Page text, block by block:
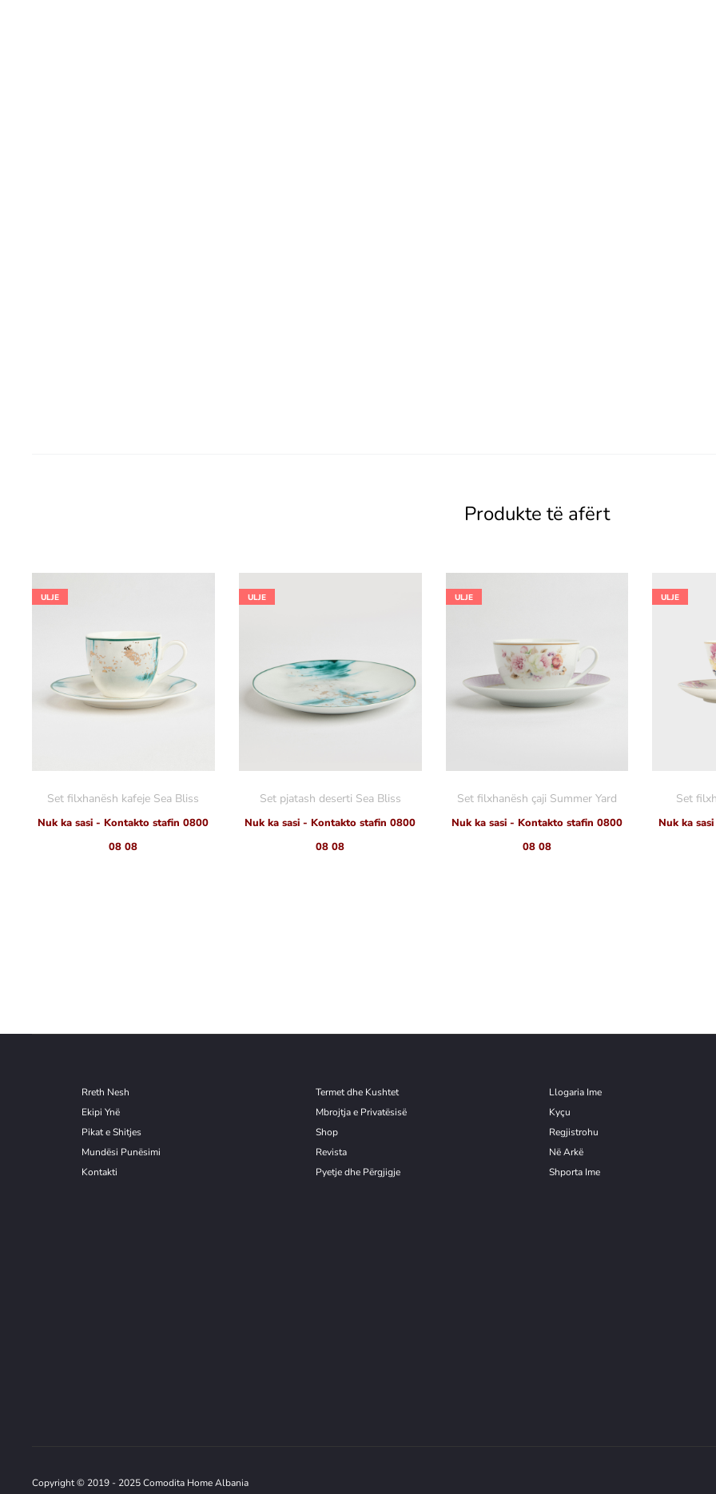
Produkte të afërt
ULJE
Set filxhanësh kafeje Sea Bliss
Nuk ka sasi - Kontakto stafin 0800
08 08
ULJE
Set pjatash deserti Sea Bliss
Nuk ka sasi - Kontakto stafin 0800
08 08
ULJE
Set filxhanësh çaji Summer Yard
Nuk ka sasi - Kontakto stafin 0800
08 08
ULJE
Set
Nuk ka
Rreth Nesh
Ekipi Ynë
Pikat e Shitjes
Mundësi Punësimi
Kontakti
Termet dhe Kushtet
Mbrojtja e Privatësisë
Shop
Revista
Pyetje dhe Përgjigje
Llogaria Ime
Kyçu
Regjistrohu
Në Arkë
Shporta Ime
Copyright © 2019 - 2025 Comodita Home Albania